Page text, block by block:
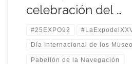
celebración del …
#25EXPO92
Día Internacional de los
Pabellón de la Navegación